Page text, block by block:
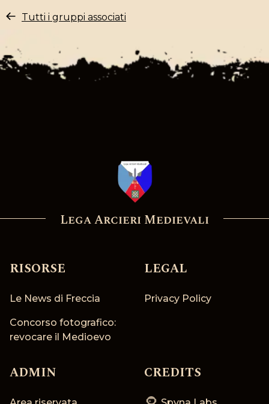
Tutti i gruppi associati
Lega Arcieri Medievali
RISORSE
Le News di Freccia
Concorso fotografico:
revocare il Medioevo
LEGAL
Privacy Policy
ADMIN CREDITS